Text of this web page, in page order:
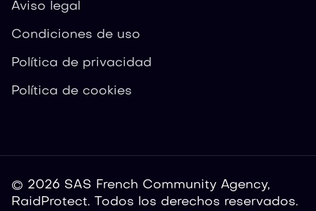
Aviso legal
Condiciones de uso
Política de privacidad
Política de cookies
© 2026 SAS French Community Agency,
RaidProtect. Todos los derechos reservados.